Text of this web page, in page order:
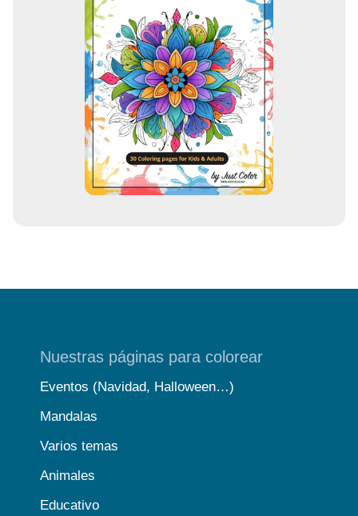
Nuestras páginas para colorear
Eventos (Navidad, Halloween…)
Mandalas
Varios temas
Animales
Educativo